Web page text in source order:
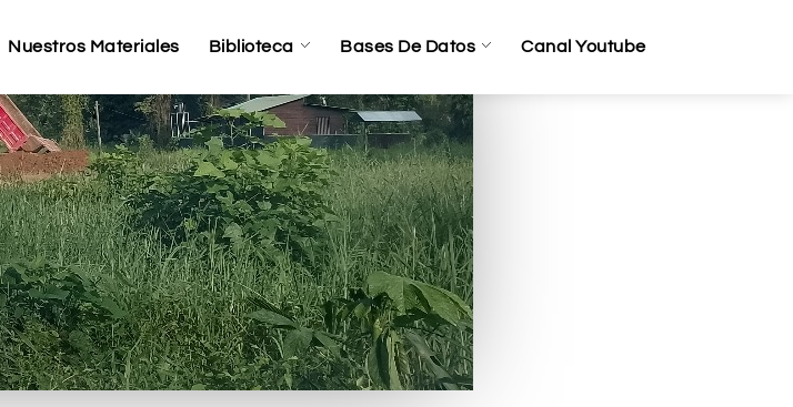
Nuestros Materiales Biblioteca Bases De Datos Canal Youtube